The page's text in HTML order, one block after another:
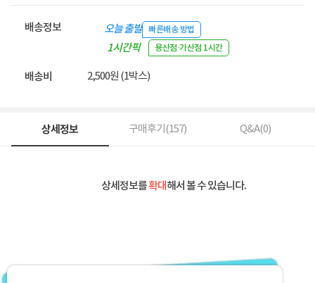
배송정보 오늘 출발 빠른배송 방법
1시간픽
용산점·가산점 1시간
배송비 2,500원 (1박스)
상세정보 구매후기(157) Q&A(0)
상세정보를확대해서 볼 수 있습니다.